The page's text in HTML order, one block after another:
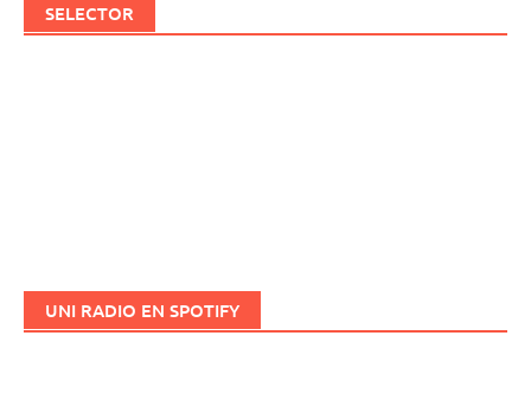
SELECTOR
UNI RADIO EN SPOTIFY